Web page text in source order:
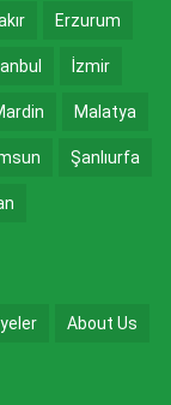
Erzurum
İzmir
Malatya
Şanlıurfa
About Us